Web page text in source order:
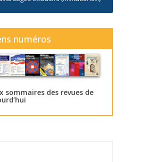
numéros
sommaires des revues de